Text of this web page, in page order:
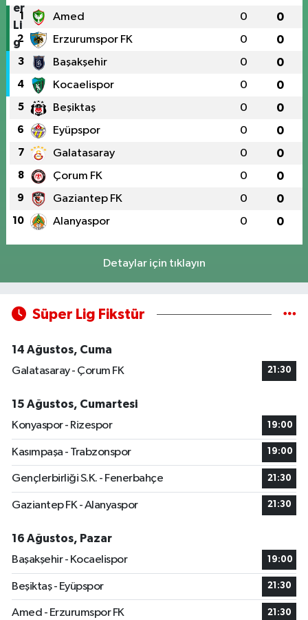
1 Amed 0 0
2 Erzurumspor FK 0 0
3 Başakşehir 0 0
4 Kocaelispor 0 0
5 Beşiktaş 0 0
6 Eyüpspor 0 0
7 Galatasaray 0 0
8 Çorum FK 0 0
9 Gaziantep FK 0 0
10 Alanyaspor 0 0
Detaylar için tıklayın
Süper Lig Fikstür
14 Ağustos, Cuma
Galatasaray - Çorum FK
21:30
15 Ağustos, Cumartesi
Konyaspor - Rizespor
19:00
Kasımpaşa - Trabzonspor 19:00
Gençlerbirliği S.K. - Fenerbahçe 21:30
Gaziantep FK - Alanyaspor 21:30
16 Ağustos, Pazar
Başakşehir - Kocaelispor
19:00
Beşiktaş - Eyüpspor 21:30
Amed - Erzurumspor FK 21:30